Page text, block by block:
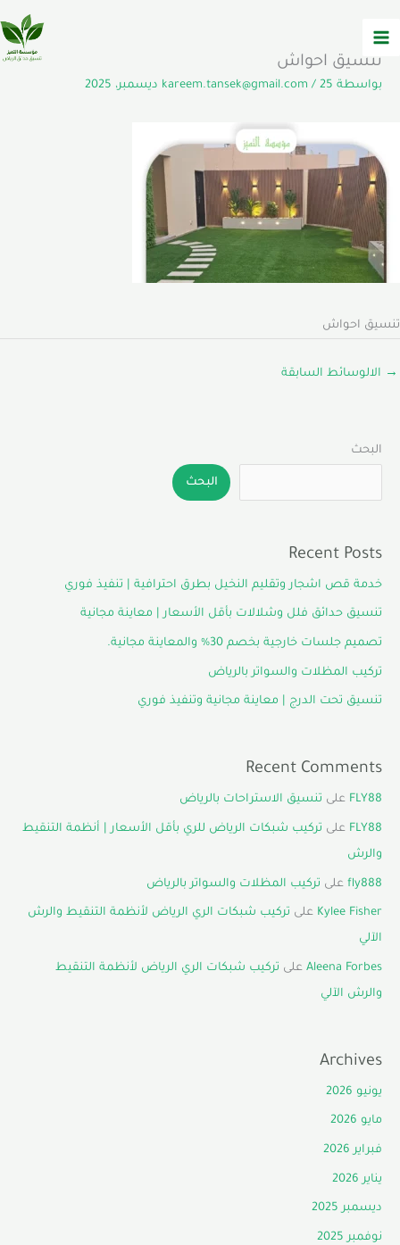
إلى
المحتوى
البحث
البحث
Recent Posts
خدمة قص اشجار وتقليم النخيل بطرق احترافية | تنفيذ فوري
تنسيق حدائق فلل وشلالات بأقل الأسعار | معاينة مجانية
تصميم جلسات خارجية بخصم 30% والمعاينة مجانية.
تركيب المظلات والسواتر بالرياض
تنسيق تحت الدرج | معاينة مجانية وتنفيذ فوري
Recent Comments
FLY88 على تنسيق الاستراحات بالرياض
FLY88 على تركيب شبكات الرياض للري بأقل الأسعار | أنظمة التنقيط
والرش
fly888 على تركيب المظلات والسواتر بالرياض
Kylee Fisher على تركيب شبكات الري الرياض لأنظمة التنقيط والرش
الآلي
Aleena Forbes على تركيب شبكات الري الرياض لأنظمة التنقيط
والرش الآلي
Archives
يونيو 2026
مايو 2026
فبراير 2026
يناير 2026
ديسمبر 2025
نوفمبر 2025
تنسيق احواش
بواسطة kareem.tansek@gmail.com/ 25 ديسمبر، 2025
تنسيق احواش
→ الالوسائط السابقة